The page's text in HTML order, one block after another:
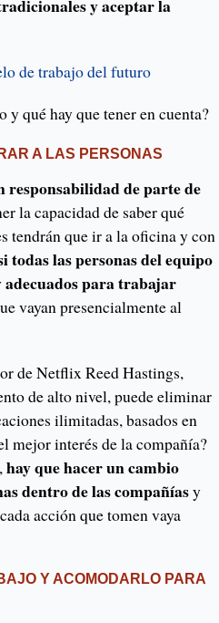
y aceptar la
de trabajo del futuro
y qué hay que tener en cuenta?
A LAS PERSONAS
de parte de
la capacidad de saber qué
tendrán que ir a la oficina y con
todas las personas del equipo
adecuados para trabajar
vayan presencialmente al
de Netflix Reed Hastings,
de alto nivel, puede eliminar
ilimitadas, basados en
mejor interés de la compañía?
hay que hacer un cambio
dentro de las compañíasy
acción que tomen vaya
Y ACOMODARLO PARA